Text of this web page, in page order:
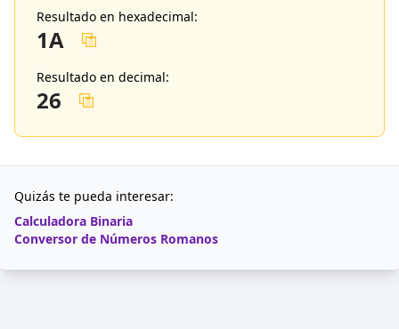
Resultado en hexadecimal:
1A
Resultado en decimal:
26
Quizás te pueda interesar:
Calculadora Binaria
Conversor de Números Romanos